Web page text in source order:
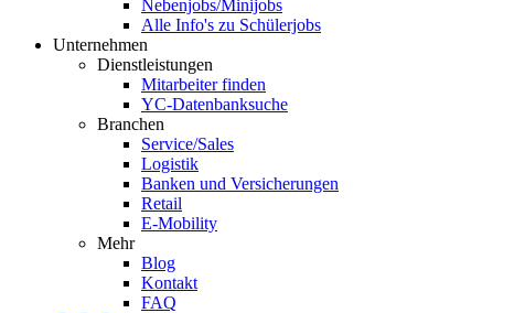
Nebenjobs/Minijobs
Alle Info's zu Schülerjobs
Unternehmen
Dienstleistungen
Mitarbeiter finden
YC-Datenbanksuche
Branchen
Service/Sales
Logistik
Banken und Versicherungen
Retail
E-Mobility
Mehr
Blog
Kontakt
FAQ